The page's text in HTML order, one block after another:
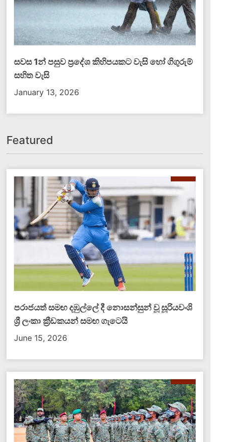
දේශීය පුවත්
පැය 24ක් ඇතුළත බන්ධනාගාර 3ක් ඇවිළුණු
හැටි
August 7, 2026
පැය 24ක කාලයක් තුළ දිවයිනේ බන්ධනාගාර 3ක
දරුණු ගැටුම් සහ නොසන්සුන්තා ඇතිවී රැඳවියන්
තිදෙනෙක් ජීවිතක්ෂයට පත්විය. එමෙන්ම තවත්
සවස 1න් පසුව ප්‍රදේශ කිහිපයකට වැසි හෝ ගිගුරුම්
සහිත වැසි
January 13, 2026
Featured
පරාජයත් සමඟ දඹුල්ලේ දී නොසන්සුන් වූ සූරියවංශි
ශ්‍රී ලංකා ක්‍රීඩකයන් සමඟ ගැටෙයි
June 15, 2026